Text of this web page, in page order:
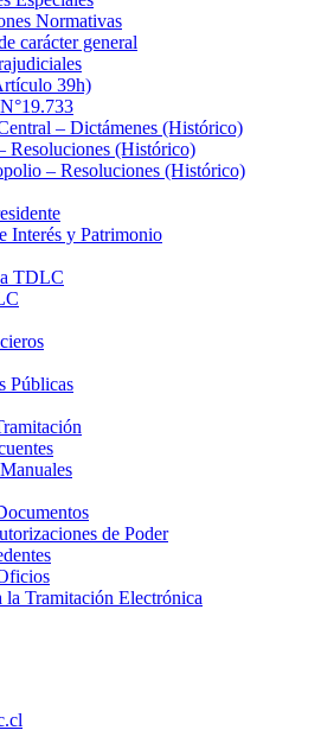
Normativas
carácter general
39h)
– Dictámenes (Histórico)
Resoluciones (Histórico)
– Resoluciones (Histórico)
Interés y Patrimonio
TDLC
Públicas
de Poder
la Tramitación Electrónica